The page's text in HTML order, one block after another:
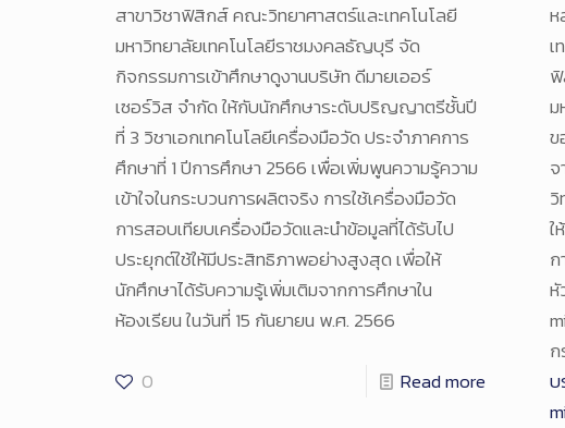
สาขาวิชาฟิสิกส์ คณะวิทยาศาสตร์และเทคโนโลยี
มหาวิทยาลัยเทคโนโลยีราชมงคลธัญบุรี จัด
กิจกรรมการเข้าศึกษาดูงานบริษัท ดีมายเออร์
เซอร์วิส จำกัด ให้กับนักศึกษาระดับปริญญาตรีชั้นปี
ที่ 3 วิชาเอกเทคโนโลยีเครื่องมือวัด ประจำภาคการ
ศึกษาที่ 1 ปีการศึกษา 2566 เพื่อเพิ่มพูนความรู้ความ
เข้าใจในกระบวนการผลิตจริง การใช้เครื่องมือวัด
การสอบเทียบเครื่องมือวัดและนำข้อมูลที่ได้รับไป
ประยุกต์ใช้ให้มีประสิทธิภาพอย่างสูงสุด เพื่อให้
นักศึกษาได้รับความรู้เพิ่มเติมจากการศึกษาใน
ห้องเรียน ในวันที่ 15 กันยายน พ.ศ. 2566
0 Read more
ห
เ
ม
วิ
ใ
หั
บ